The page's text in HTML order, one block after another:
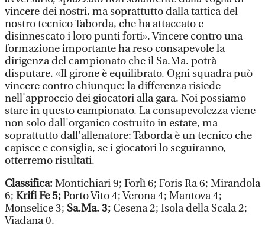
vincere dei nostri, ma soprattutto dalla tattica del
nostro tecnico Taborda, che ha attaccato e
disinnescato i loro punti forti». Vincere contro una
formazione importante ha reso consapevole la
dirigenza del campionato che il Sa.Ma. potrà
disputare. «Il girone è equilibrato. Ogni squadra può
vincere contro chiunque: la differenza risiede
nell'approccio dei giocatori alla gara. Noi possiamo
stare in questo campionato. La consapevolezza viene
non solo dall'organico costruito in estate, ma
soprattutto dall'allenatore: Taborda è un tecnico che
capisce e consiglia, se i giocatori lo seguiranno,
otterremo risultati.
Classifica:Montichiari 9; Forlì 6; Foris Ra 6; Mirandola
6; Krifi Fe 5;Porto Vito 4; Verona 4; Mantova 4;
Monselice 3; Sa.Ma. 3; Cesena 2; Isola della Scala 2;
Viadana 0.